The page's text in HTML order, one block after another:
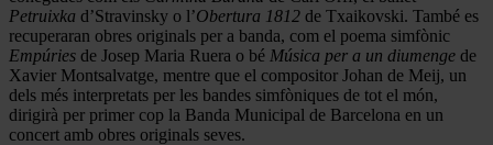
Petruixka d’Stravinsky o l’Obertura 1812 de Txaikovski. També es
recuperaran obres originals per a banda, com el poema simfònic
Empúries de Josep Maria Ruera o bé Música per a un diumenge de
Xavier Montsalvatge, mentre que el compositor Johan de Meij, un
dels més interpretats per les bandes simfòniques de tot el món,
dirigirà per primer cop la Banda Municipal de Barcelona en un
concert amb obres originals seves.